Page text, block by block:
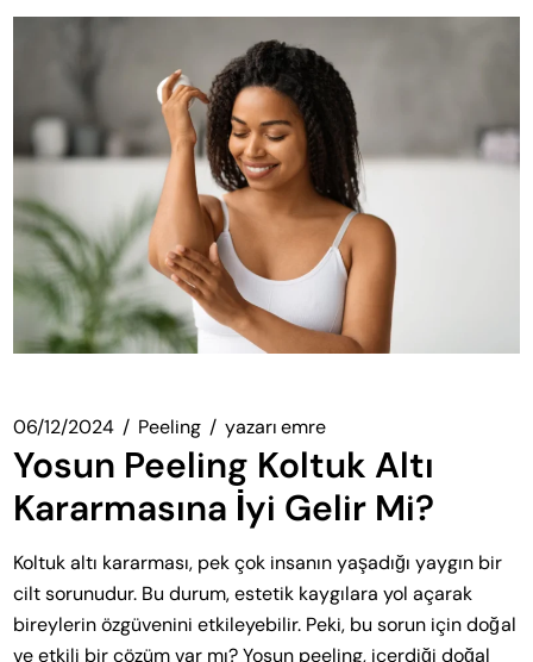
06/12/2024 Peeling yazarı emre
Yosun Peeling Koltuk Altı
Kararmasına İyi Gelir Mi?
Koltuk altı kararması, pek çok insanın yaşadığı yaygın bir
cilt sorunudur. Bu durum, estetik kaygılara yol açarak
bireylerin özgüvenini etkileyebilir. Peki, bu sorun için doğal
ve etkili bir çözüm var mı? Yosun peeling, içerdiği doğal